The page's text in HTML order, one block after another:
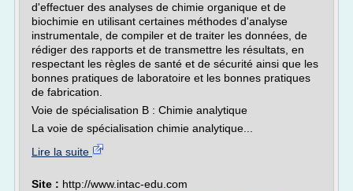
d'effectuer des analyses de chimie organique et de
biochimie en utilisant certaines méthodes d'analyse
instrumentale, de compiler et de traiter les données, de
rédiger des rapports et de transmettre les résultats, en
respectant les règles de santé et de sécurité ainsi que les
bonnes pratiques de laboratoire et les bonnes pratiques
de fabrication.
Voie de spécialisation B : Chimie analytique
La voie de spécialisation chimie analytique...
Lire la suite
Site : http://www.intac-edu.com